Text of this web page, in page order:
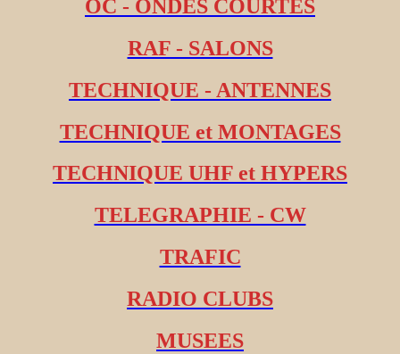
OC - ONDES COURTES
RAF - SALONS
TECHNIQUE - ANTENNES
TECHNIQUE et MONTAGES
TECHNIQUE UHF et HYPERS
TELEGRAPHIE - CW
TRAFIC
RADIO CLUBS
MUSEES